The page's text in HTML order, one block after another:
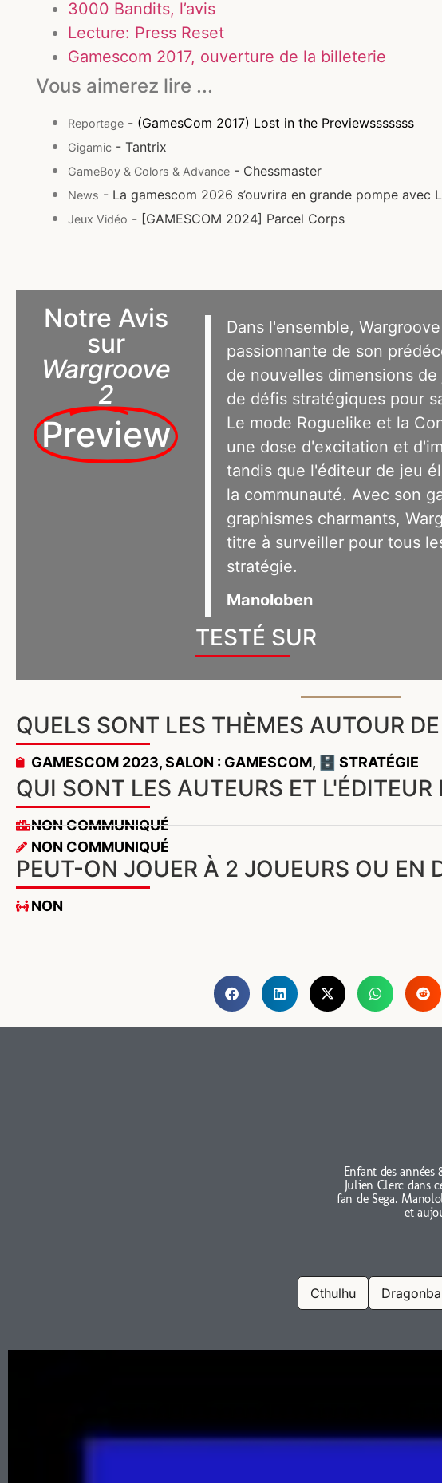
3000 Bandits, l’avis
Lecture: Press Reset
Gamescom 2017, ouverture de la billeterie
Vous aimerez lire ...
Reportage - (GamesCom 2017) Lost in the Previewsssssss
Gigamic - Tantrix
GameBoy & Colors & Advance - Chessmaster
News - La gamescom 2026 s’ouvrira en grande pompe avec
Jeux Vidéo - [GAMESCOM 2024] Parcel Corps
Notre Avis
sur
Wargroove
2
Preview
Dans l'ensemble,
passionnante de son
de nouvelles dimensions
de défis stratégiques pour
Le mode Roguelike et la
une dose d'excitation et
tandis que l'éditeur de jeu
la communauté. Avec son
graphismes charmants,
titre à surveiller pour tous
stratégie.
Manoloben
TESTÉ SUR
QUELS SONT LES THÈMES AUTOUR
GAMESCOM 2023,SALON : GAMESCOM, 🗄️ STRATÉGIE
QUI SONT LES AUTEURS ET L'ÉDITEUR
NON COMMUNIQUÉ
NON COMMUNIQUÉ
PEUT-ON JOUER À 2 JOUEURS OU EN
NON
Enfant des
Julien Clerc dans
fan de Sega.
et
Cthulhu